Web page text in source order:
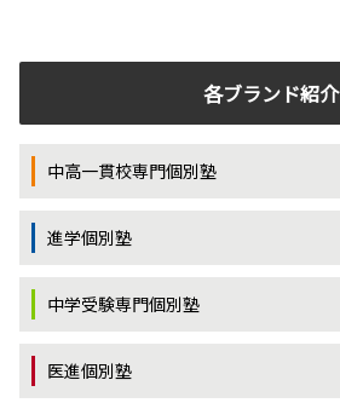
各ブランド紹介
中高一貫校専門個別塾
進学個別塾
中学受験専門個別塾
医進個別塾